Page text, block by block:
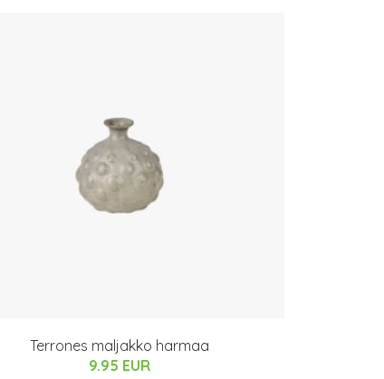
Terrones maljakko harmaa
9.95 EUR